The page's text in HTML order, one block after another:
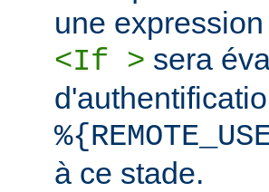
une
<If > sera
à ce stade.